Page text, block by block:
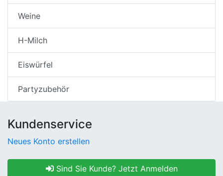
Weine
H-Milch
Eiswürfel
Partyzubehör
Kundenservice
Neues Konto erstellen
Sind Sie Kunde? Jetzt Anmelden